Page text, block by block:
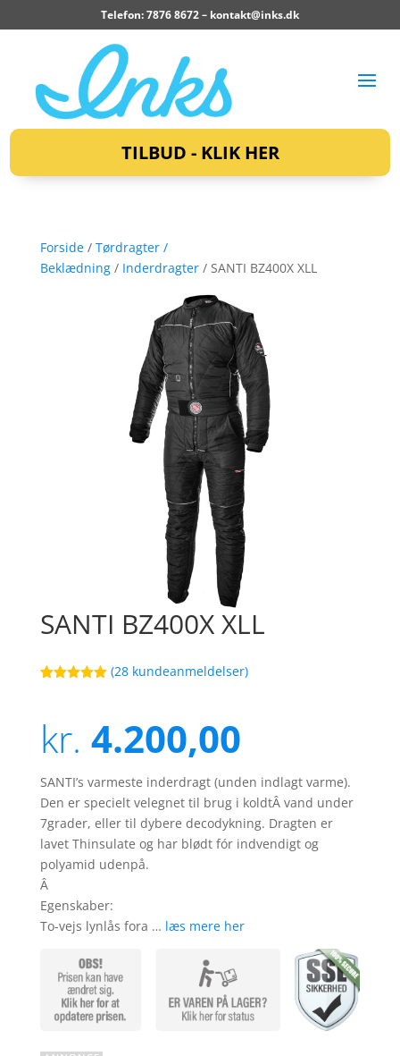
Telefon: 7876 8672 – kontakt@inks.dk
TILBUD - KLIK HER
Forside/ Tørdragter /
Beklædning/ Inderdragter/ SANTI BZ400X XLL
SANTI BZ400X XLL
baseret på
kundebedøm
melser
(28 kundeanmeldelser)
kr. 4.200,00
SANTI’s varmeste inderdragt (unden indlagt varme).
Den er specielt velegnet til brug i koldtÂ vand under
7grader, eller til dybere decodykning. Dragten er
lavet Thinsulate og har blødt fór indvendigt og
polyamid udenpå.
Â
Egenskaber:
To-vejs lynlås fora … læs mere her